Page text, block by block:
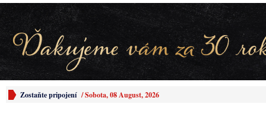
Zostaňte pripojení /Sobota, 08 August, 2026